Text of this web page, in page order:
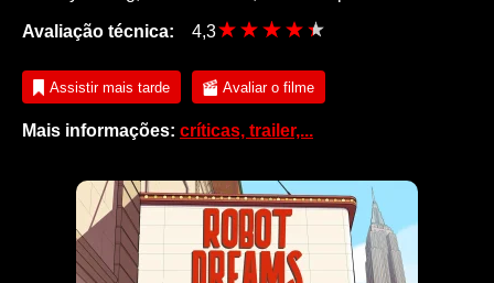
Avaliação técnica: 4,3
Assistir mais tarde Avaliar o filme
Mais informações: críticas, trailer,...